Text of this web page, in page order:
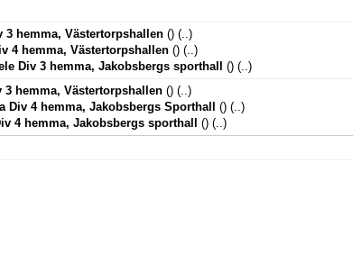
3 hemma, Västertorpshallen() (..)
4 hemma, Västertorpshallen() (..)
Div 3 hemma, Jakobsbergs sporthall () (..)
hemma, Västertorpshallen() (..)
Div 4 hemma, Jakobsbergs Sporthall () (..)
4 hemma, Jakobsbergs sporthall () (..)